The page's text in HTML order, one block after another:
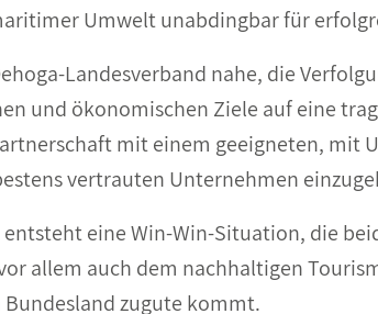
Umwelt unabdingbar für
Landesverband nahe, die
und ökonomischen Ziele auf eine
mit einem geeigneten, mit
vertrauten Unternehmen
eine Win-Win-Situation, die
allem auch dem nachhaltigen
zugute kommt.